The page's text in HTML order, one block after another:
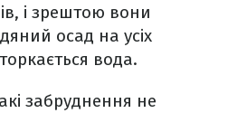
і зрештою вони
осад на усіх
вода.
забруднення не